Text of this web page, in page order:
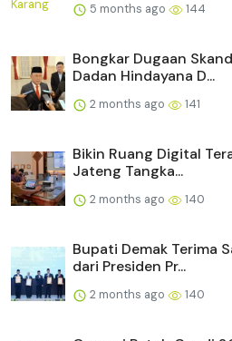
5 months ago 144
Bongkar Dugaan
Dadan Hindayana D...
2 months ago 141
Bikin Ruang Digital
Jateng Tangka...
2 months ago 140
Bupati Demak Terima
dari Presiden Pr...
2 months ago 140